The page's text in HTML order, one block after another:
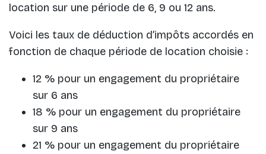
location sur une période de 6, 9 ou 12 ans.
Voici les taux de déduction d’impôts accordés en
fonction de chaque période de location choisie :
12 % pour un engagement du propriétaire
sur 6 ans
18 % pour un engagement du propriétaire
sur 9 ans
21 % pour un engagement du propriétaire